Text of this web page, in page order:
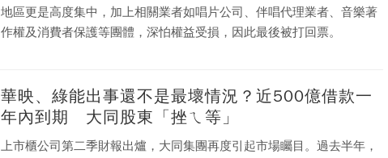
地區更是高度集中，加上相關業者如唱片公司、伴唱代理業者、音樂著
作權及消費者保護等團體，深怕權益受損，因此最後被打回票。
華映、綠能出事還不是最壞情況？近500億借款一
年內到期 大同股東「挫ㄟ等」
上市櫃公司第二季財報出爐，大同集團再度引起市場矚目。過去半年，